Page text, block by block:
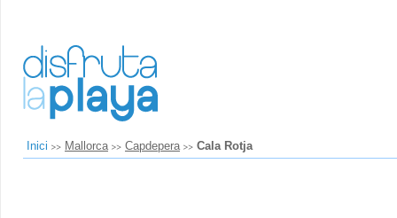
Inici Mallorca Capdepera Cala Rotja